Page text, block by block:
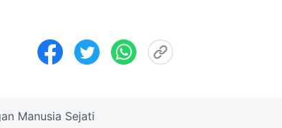
Manusia Sejati